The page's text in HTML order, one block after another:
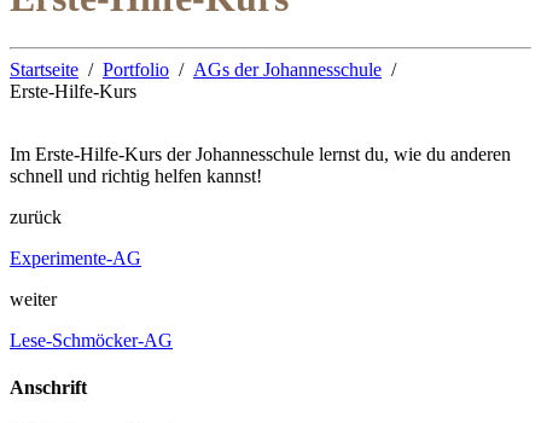
Startseite Portfolio
AGs der Johannesschule
Erste-Hilfe-Kurs
Im Erste-Hilfe-Kurs der Johannesschule lernst du, wie du anderen
schnell und richtig helfen kannst!
zurück
Experimente-AG
weiter
Lese-Schmöcker-AG
Anschrift